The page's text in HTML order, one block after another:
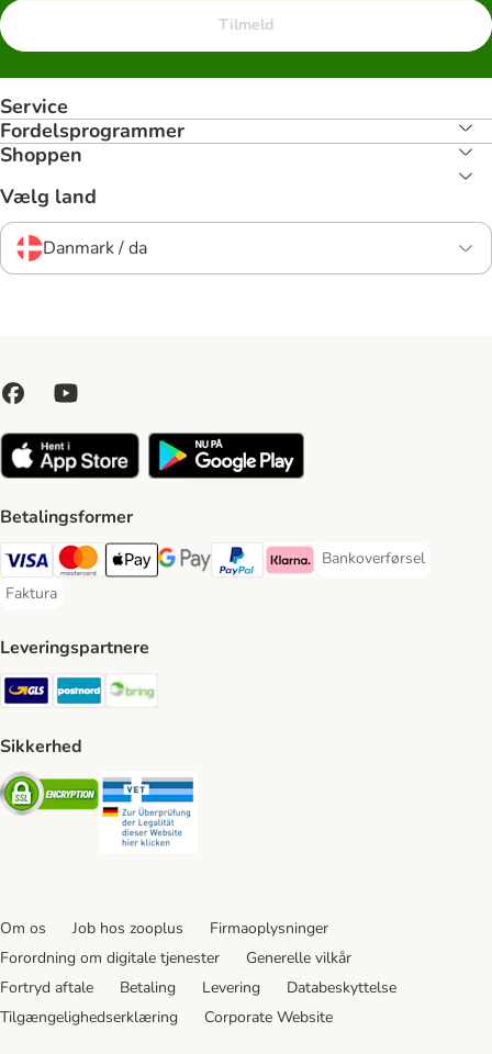
Tilmeld
Service
Fordelsprogrammer
Shoppen
Vælg land
Danmark / da
Betalingsformer
VISA Payment Method
Mastercard Payment Method
Apply pay Payment Method
Google Pay Payment Method
paypal Payment Method
Klarna Payment Method
Bankoverførsel
Bankoverførsel
Faktura
Faktura Payment Method
Leveringspartnere
GLS Shipping Method
Postnord Shipping Method
Sikkerhed
Security
Om os Job hos zooplus
Firmaoplysninger
Forordning om digitale tjenester
Generelle vilkår
Fortryd aftale
Betaling Levering
Databeskyttelse
Tilgængelighedserklæring
Corporate Website